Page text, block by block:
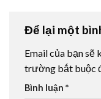
Để lại một
Email của bạn sẽ
trường bắt buộc
Bình luận *